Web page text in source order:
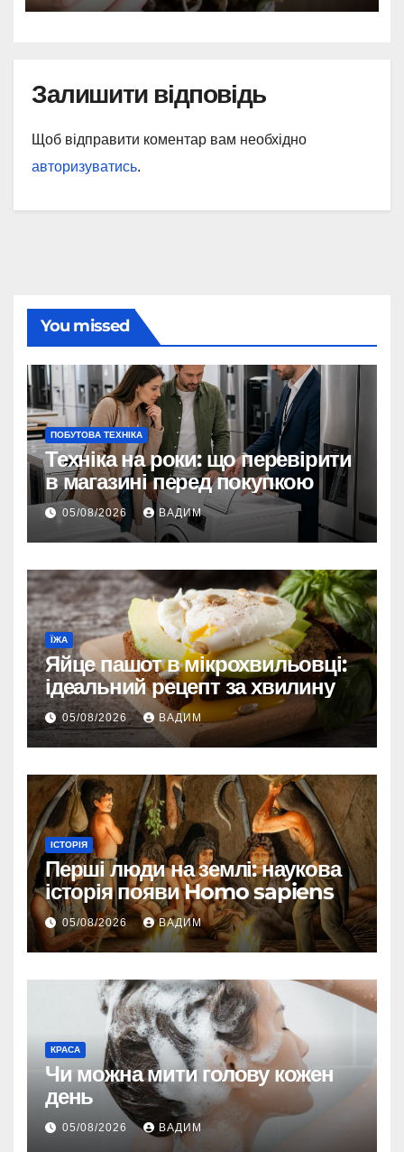
Залишити відповідь
Щоб відправити коментар вам необхідно
авторизуватись.
You missed
ПОБУТОВА ТЕХНІКА
Техніка на роки: що перевірити
в магазині перед покупкою
05/08/2026 ВАДИМ
ЇЖА
Яйце пашот в мікрохвильовці:
ідеальний рецепт за хвилину
05/08/2026 ВАДИМ
ІСТОРІЯ
Перші люди на землі: наукова
історія появи Homo sapiens
05/08/2026 ВАДИМ
КРАСА
Чи можна мити голову кожен
день
05/08/2026 ВАДИМ